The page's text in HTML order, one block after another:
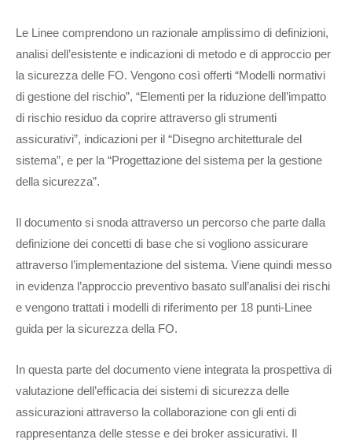
Le Linee comprendono un razionale amplissimo di definizioni,
analisi dell’esistente e indicazioni di metodo e di approccio per
la sicurezza delle FO. Vengono così offerti “Modelli normativi
di gestione del rischio”, “Elementi per la riduzione dell’impatto
di rischio residuo da coprire attraverso gli strumenti
assicurativi”, indicazioni per il “Disegno architetturale del
sistema”, e per la “Progettazione del sistema per la gestione
della sicurezza”.
Il documento si snoda attraverso un percorso che parte dalla
definizione dei concetti di base che si vogliono assicurare
attraverso l’implementazione del sistema. Viene quindi messo
in evidenza l’approccio preventivo basato sull’analisi dei rischi
e vengono trattati i modelli di riferimento per 18 punti-Linee
guida per la sicurezza della FO.
In questa parte del documento viene integrata la prospettiva di
valutazione dell’efficacia dei sistemi di sicurezza delle
assicurazioni attraverso la collaborazione con gli enti di
rappresentanza delle stesse e dei broker assicurativi. Il